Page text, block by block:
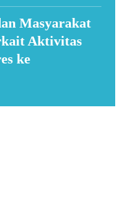
Masyarakat
Aktivitas
ke